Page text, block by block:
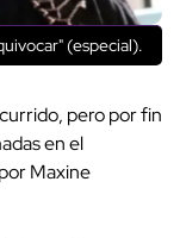
(especial).
pero por fin
en el
Maxine